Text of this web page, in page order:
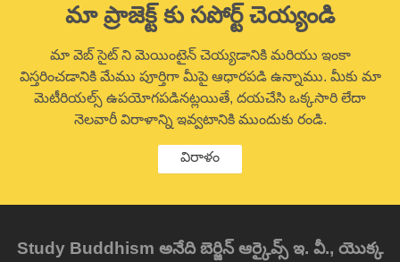
మా ప్రాజెక్ట్ కు సపోర్ట్ చెయ్యండి
మా వెబ్ సైట్ ని మెయింటైన్ చెయ్యడానికి మరియు ఇంకా
విస్తరించడానికి మేము పూర్తిగా మీపై ఆధారపడి ఉన్నాము. మీకు మా
మెటీరియల్స్ ఉపయోగపడినట్లయితే, దయచేసి ఒక్కసారి లేదా
నెలవారీ విరాళాన్ని ఇవ్వటానికి ముందుకు రండి.
విరాళం
Study Buddhism అనేది బెర్జిన్ ఆర్కైవ్స్ ఇ. వీ., యొక్క